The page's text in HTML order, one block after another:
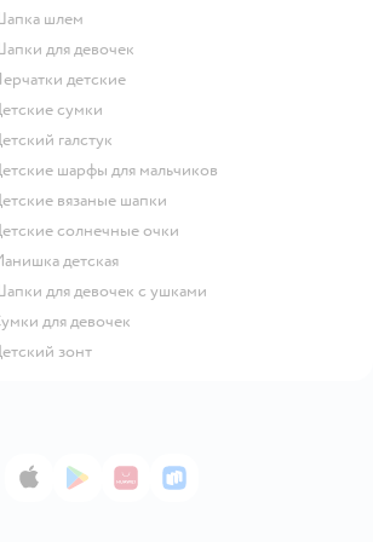
Шапка шлем
Шапки для девочек
Перчатки детские
Детские сумки
Детский галстук
Детские шарфы для мальчиков
Детские вязаные шапки
Детские солнечные очки
Манишка детская
Шапки для девочек с ушками
Сумки для девочек
Детский зонт
App StoreGoogle Play
AppGallery
RuStore